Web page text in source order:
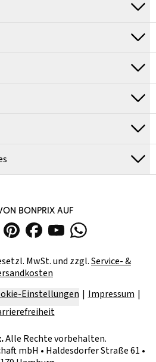
BONPRIX AUF
MwSt. und zzgl.Service- &
Einstellungen
Impressum
Alle Rechte vorbehalten.
mbH • Haldesdorfer Straße 61 •